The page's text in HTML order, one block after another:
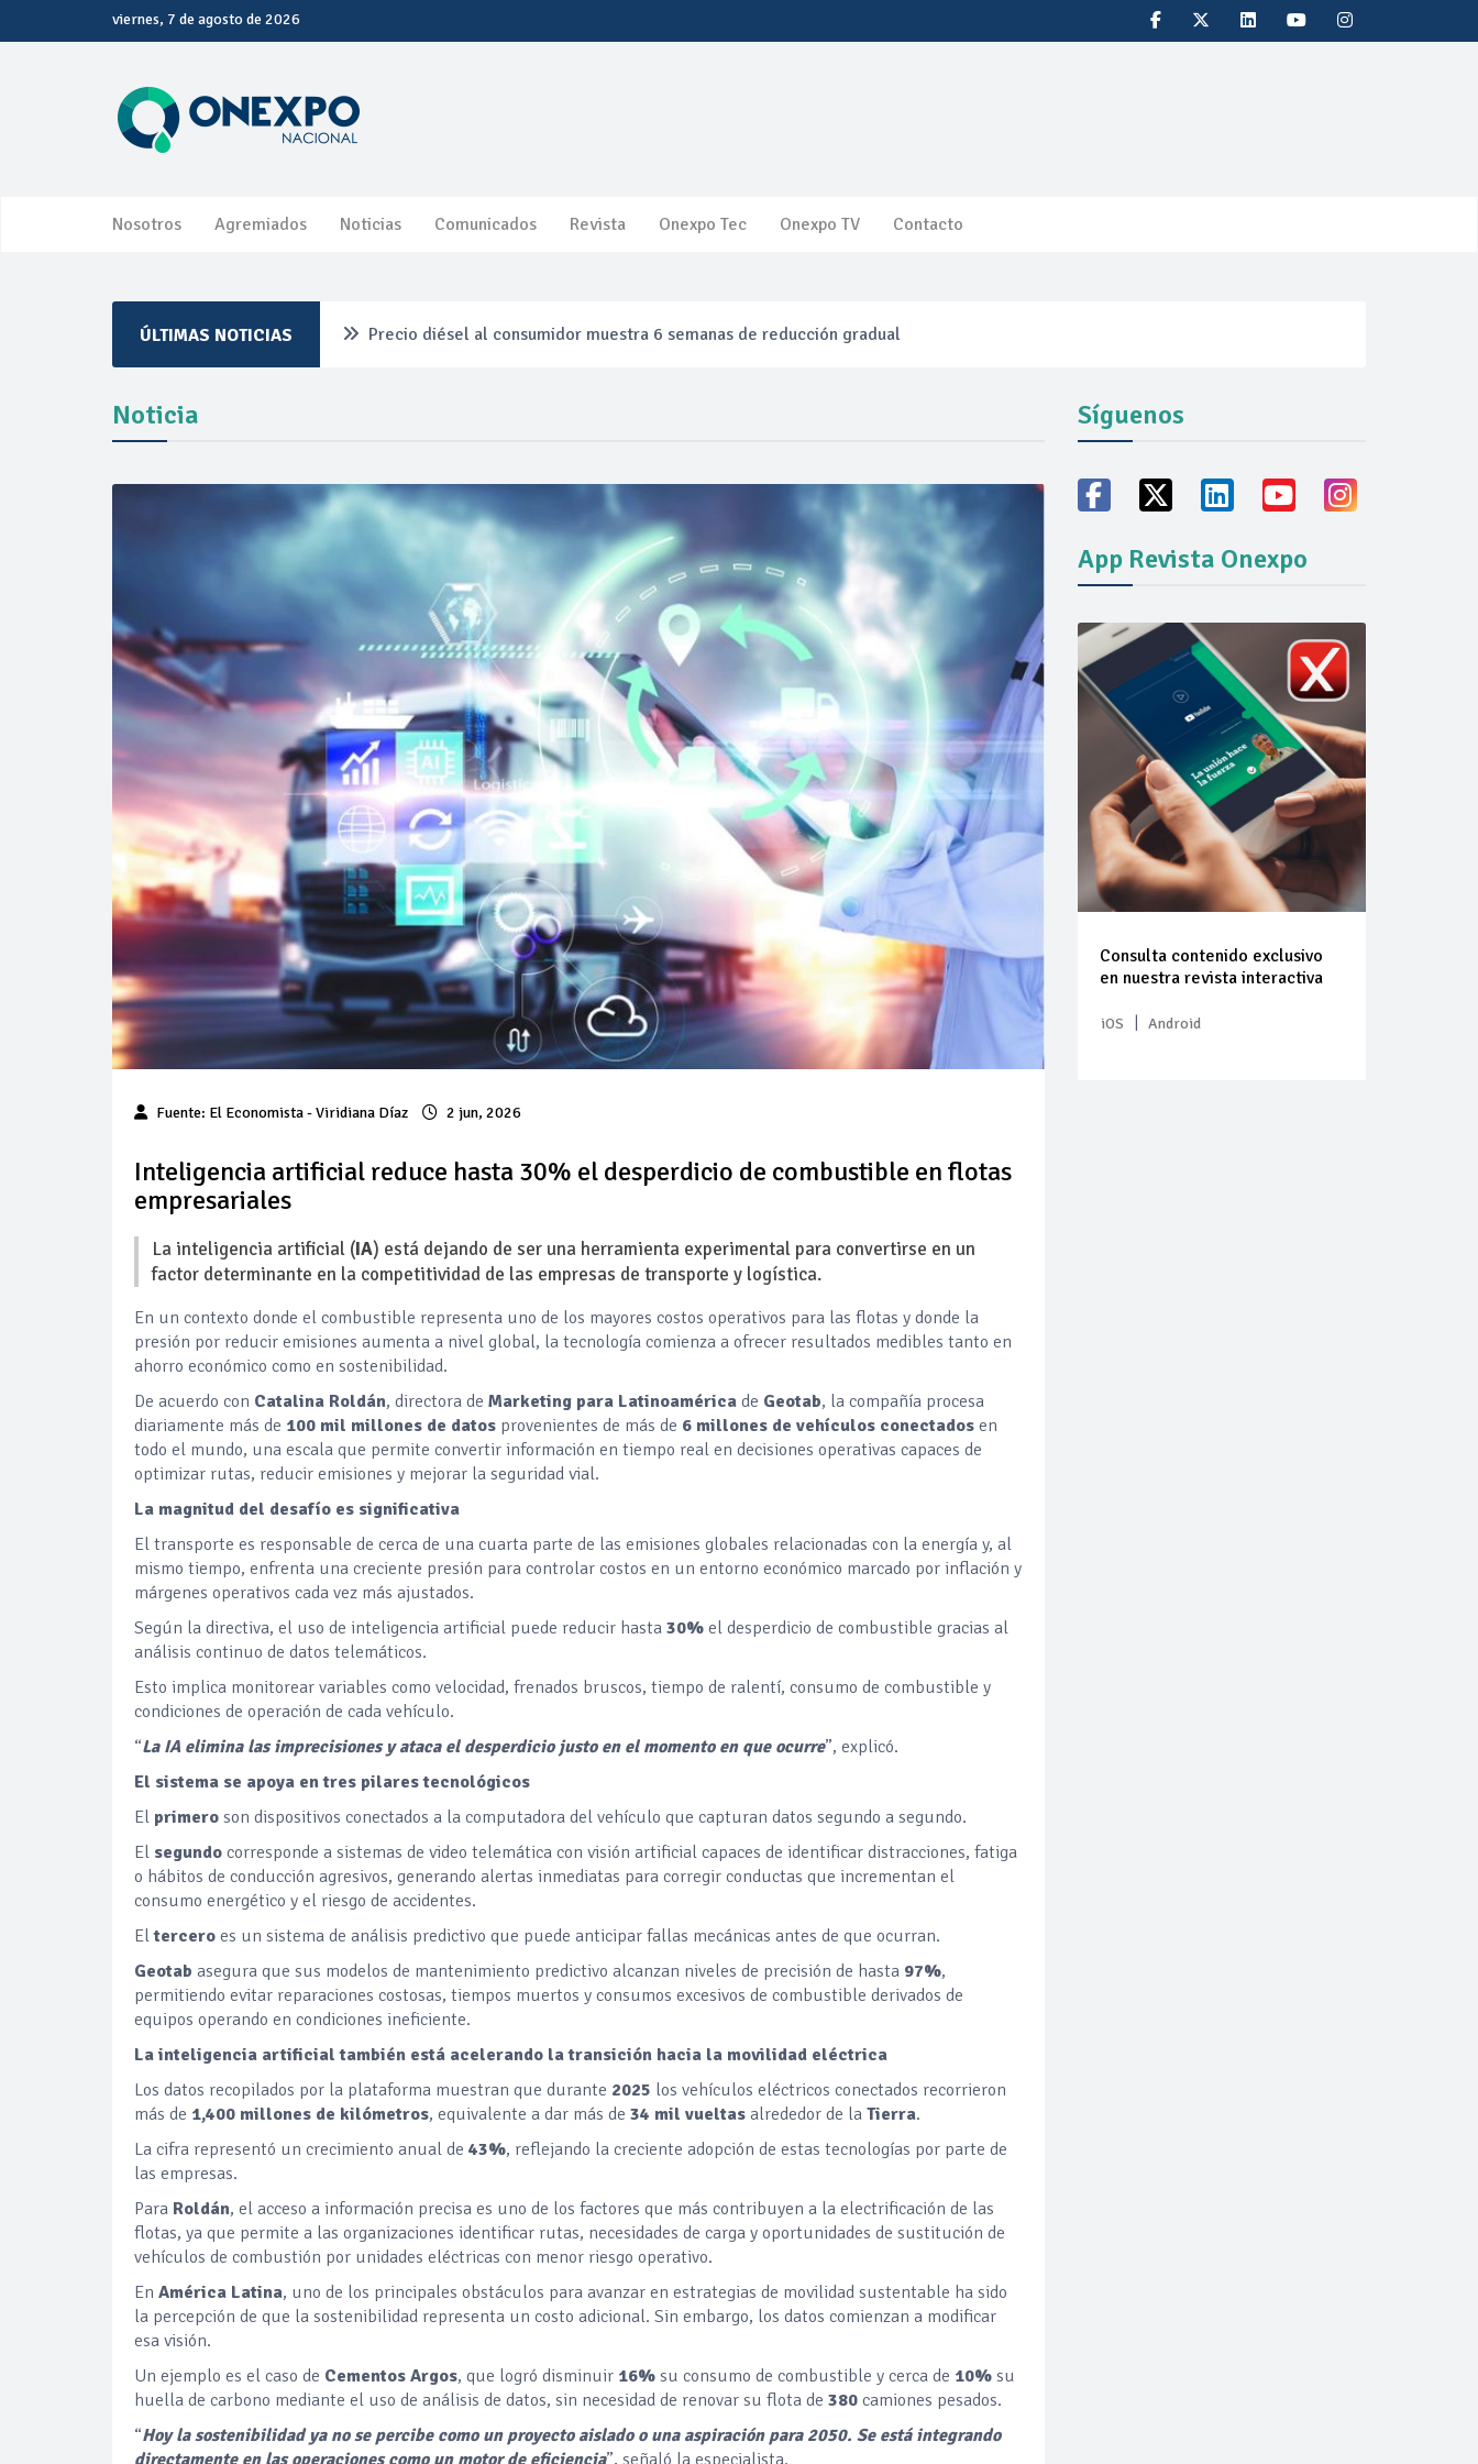
viernes, 7 de agosto de 2026
Nosotros Agremiados Noticias Comunicados Revista Onexpo Tec Onexpo TV Contacto
ÚLTIMAS NOTICIAS Precio diésel al consumidor muestra 6 semanas de reducción gradual
Cautela en el mercado por conversaciones Irán-Omán mantienen precios al alza
Pierde Pemex 71 millones de pesos al día por "procesadoras" ilegales
Pacto dispara 83% ventas diésel Pemex
Incertidumbre regulatoria pone a prueba las inversiones de las Estaciones de Servicio familiares
Precio del diésel comprime el margen de las gasolineras: se espera estabilización del mercado
Baja 5% más el precio internacional del crudo por posible acuerdo de paz
Petróleo continúa su descenso en el mercado internacional
Noticia
Fuente: El Economista- Viridiana Díaz 2 jun, 2026
Inteligencia artificial reduce hasta 30% el desperdicio de combustible en flotas
empresariales
La inteligencia artificial (IA) está dejando de ser una herramienta experimental para convertirse en un
factor determinante en la competitividad de las empresas de transporte y logística.
En un contexto donde el combustible representa uno de los mayores costos operativos para las flotas y donde la
presión por reducir emisiones aumenta a nivel global, la tecnología comienza a ofrecer resultados medibles tanto en
ahorro económico como en sostenibilidad.
De acuerdo con Catalina Roldán, directora de Marketing para Latinoamérica de Geotab, la compañía procesa
diariamente más de 100 mil millones de datos provenientes de más de 6 millones de vehículos conectados en
todo el mundo, una escala que permite convertir información en tiempo real en decisiones operativas capaces de
optimizar rutas, reducir emisiones y mejorar la seguridad vial.
La magnitud del desafío es significativa
El transporte es responsable de cerca de una cuarta parte de las emisiones globales relacionadas con la energía y, al
mismo tiempo, enfrenta una creciente presión para controlar costos en un entorno económico marcado por inflación y
márgenes operativos cada vez más ajustados.
Según la directiva, el uso de inteligencia artificial puede reducir hasta 30% el desperdicio de combustible gracias al
análisis continuo de datos telemáticos.
Esto implica monitorear variables como velocidad, frenados bruscos, tiempo de ralentí, consumo de combustible y
condiciones de operación de cada vehículo.
“La IA elimina las imprecisiones y ataca el desperdicio justo en el momento en que ocurre”, explicó.
El sistema se apoya en tres pilares tecnológicos
El primero son dispositivos conectados a la computadora del vehículo que capturan datos segundo a segundo.
El segundo corresponde a sistemas de video telemática con visión artificial capaces de identificar distracciones, fatiga
o hábitos de conducción agresivos, generando alertas inmediatas para corregir conductas que incrementan el
consumo energético y el riesgo de accidentes.
Eltercero es un sistema de análisis predictivo que puede anticipar fallas mecánicas antes de que ocurran.
Geotab asegura que sus modelos de mantenimiento predictivo alcanzan niveles de precisión de hasta 97%,
permitiendo evitar reparaciones costosas, tiempos muertos y consumos excesivos de combustible derivados de
equipos operando en condiciones ineficiente.
La inteligencia artificial también está acelerando la transición hacia la movilidad eléctrica
Los datos recopilados por la plataforma muestran que durante 2025 los vehículos eléctricos conectados recorrieron
más de 1,400 millones de kilómetros, equivalente a dar más de 34 mil vueltas alrededor de la Tierra.
La cifra representó un crecimiento anual de 43%, reflejando la creciente adopción de estas tecnologías por parte de
las empresas.
Para Roldán, el acceso a información precisa es uno de los factores que más contribuyen a la electrificación de las
flotas, ya que permite a las organizaciones identificar rutas, necesidades de carga y oportunidades de sustitución de
vehículos de combustión por unidades eléctricas con menor riesgo operativo.
En América Latina, uno de los principales obstáculos para avanzar en estrategias de movilidad sustentable ha sido
la percepción de que la sostenibilidad representa un costo adicional. Sin embargo, los datos comienzan a modificar
esa visión.
Un ejemplo es el caso de Cementos Argos, que logró disminuir 16% su consumo de combustible y cerca de 10% su
huella de carbono mediante el uso de análisis de datos, sin necesidad de renovar su flota de 380 camiones pesados.
“Hoy la sostenibilidad ya no se percibe como un proyecto aislado o una aspiración para 2050. Se está integrando
directamente en las operaciones como un motor de eficiencia”, señaló la especialista.
Síguenos
App Revista Onexpo
Consulta contenido exclusivo
en nuestra revista interactiva
iOS | Android